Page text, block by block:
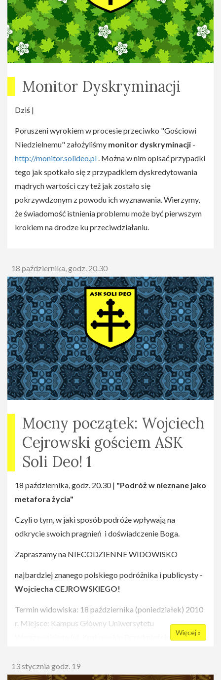
Monitor Dyskryminacji
Dziś |
Poruszeni wyrokiem w procesie przeciwko "Gościowi
Niedzielnemu" założyliśmy monitor dyskryminacji -
http://monitor.solideo.pl. Można w nim opisać przypadki
tego jak spotkało się z przypadkiem dyskredytowania
mądrych wartości czy też jak zostało się
pokrzywdzonym z powodu ich wyznawania. Wierzymy,
że świadomość istnienia problemu może być pierwszym
krokiem na drodze ku przeciwdziałaniu.
18 października, godz. 20.30
Mocny początek: Wojciech
Cejrowski gościem ASK
Soli Deo! 1
18 października, godz. 20.30 | "Podróż w nieznane jako
metafora życia"
Czyli o tym, w jaki sposób podróże wpływają na
odkrycie swoich pragnień i doświadczenie Boga.
Zapraszamy na NIECODZIENNE WIDOWISKO
najbardziej znanego polskiego podróżnika i publicysty -
Wojciecha CEJROWSKIEGO!
Termin widowiska: 18 października (poniedziałek) 2010
r. Miejsce: Kampus Główny Uniwersytetu
Warszawskiego (ul. Krakowskie Przedmieście 26/28),
20.30-22.00 UWAGA: Spotkanie jest biletowane. Cena
Więcej »
13 stycznia godz. 19